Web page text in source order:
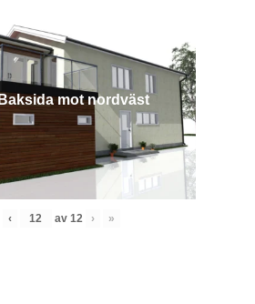
mot nordväst
‹ av 12 › »